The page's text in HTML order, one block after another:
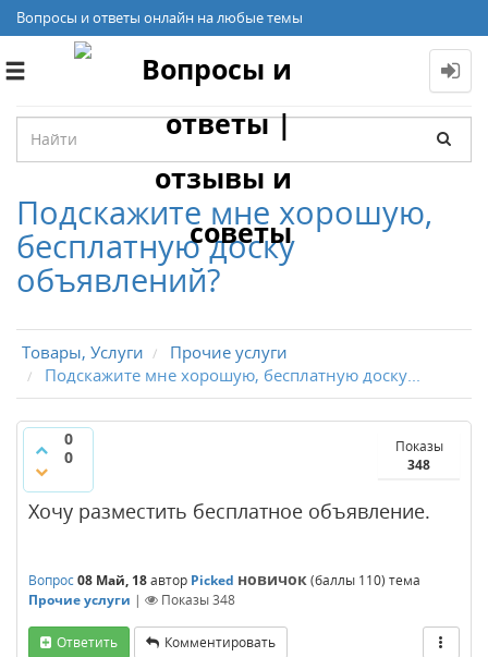
Вопросы и ответы онлайн на любые темы
Toggle
Подскажите мне хорошую,
бесплатную доску
объявлений?
Товары, Услуги
Прочие услуги
Подскажите мне хорошую, бесплатную доску...
0
0
Показы
348
Хочу разместить бесплатное объявление.
Вопрос08 Май, 18автор Picked новичок(баллы 110) тема
Прочие услуги | Показы348
Ответить Комментировать